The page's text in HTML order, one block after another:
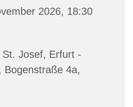
2026, 18:30
St. Josef, Erfurt -
Bogenstraße 4a,